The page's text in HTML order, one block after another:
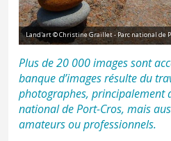
Land'art © Christine Graillet - Parc national de
Plus de 20 000 images sont
banque d’images résulte du
photographes, principalement
national de Port-Cros, mais
amateurs ou professionnels.